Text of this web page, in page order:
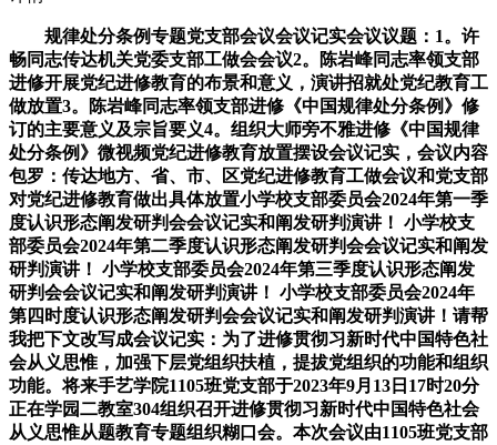
规律处分条例专题党支部会议会议记实会议议题：1。许
畅同志传达机关党委支部工做会会议2。陈岩峰同志率领支部
进修开展党纪进修教育的布景和意义，演讲招就处党纪教育工
做放置3。陈岩峰同志率领支部进修《中国规律处分条例》修
订的主要意义及宗旨要义4。组织大师旁不雅进修《中国规律
处分条例》微视频党纪进修教育放置摆设会议记实，会议内容
包罗：传达地方、省、市、区党纪进修教育工做会议和党支部
对党纪进修教育做出具体放置小学校支部委员会2024年第一季
度认识形态阐发研判会会议记实和阐发研判演讲！ 小学校支
部委员会2024年第二季度认识形态阐发研判会会议记实和阐发
研判演讲！ 小学校支部委员会2024年第三季度认识形态阐发
研判会会议记实和阐发研判演讲！ 小学校支部委员会2024年
第四时度认识形态阐发研判会会议记实和阐发研判演讲！请帮
我把下文改写成会议记实：为了进修贯彻习新时代中国特色社
会从义思惟，加强下层党组织扶植，提拔党组织的功能和组织
功能。将来手艺学院1105班党支部于2023年9月13日17时20分
正在学园二教室304组织召开进修贯彻习新时代中国特色社会
从义思惟从题教育专题组织糊口会。本次会议由1105班党支部